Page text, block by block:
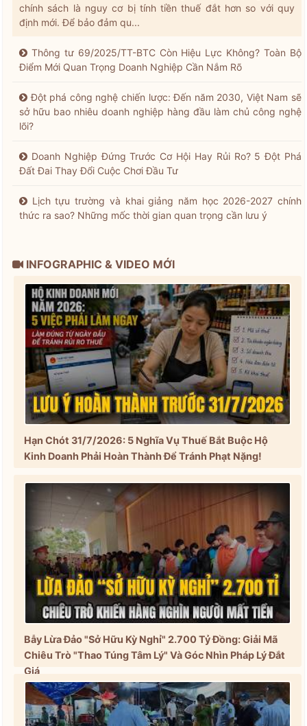
chính sách là nguy cơ bị tính tiền thuế đắt hơn so với quy
định mới. Để bảo đảm qu...
Thông tư 69/2025/TT-BTC Còn Hiệu Lực Không? Toàn Bộ
Điểm Mới Quan Trọng Doanh Nghiệp Cần Nắm Rõ
Đột phá công nghệ chiến lược: Đến năm 2030, Việt Nam sẽ
sở hữu bao nhiêu doanh nghiệp hàng đầu làm chủ công nghệ
lõi?
Doanh Nghiệp Đứng Trước Cơ Hội Hay Rủi Ro? 5 Đột Phá
Đất Đai Thay Đổi Cuộc Chơi Đầu Tư
Lịch tựu trường và khai giảng năm học 2026-2027 chính
thức ra sao? Những mốc thời gian quan trọng cần lưu ý
INFOGRAPHIC & VIDEO MỚI
Hạn Chót 31/7/2026: 5 Nghĩa Vụ Thuế Bắt Buộc Hộ
Kinh Doanh Phải Hoàn Thành Để Tránh Phạt Nặng!
Bẫy Lừa Đảo "Sở Hữu Kỳ Nghỉ" 2.700 Tỷ Đồng: Giải Mã
Chiêu Trò "Thao Túng Tâm Lý" Và Góc Nhìn Pháp Lý Đắt
Giá